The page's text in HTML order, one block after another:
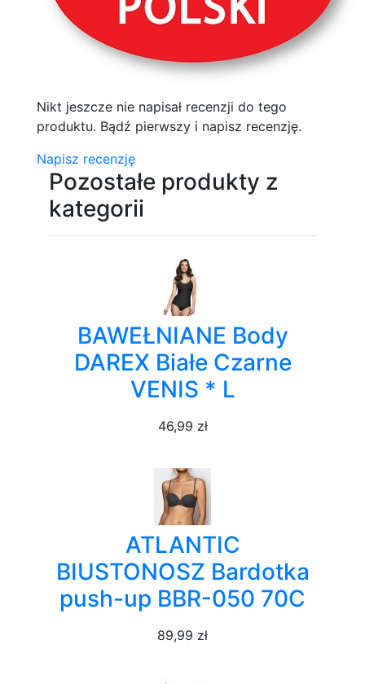
Nikt jeszcze nie napisał recenzji do tego
produktu. Bądź pierwszy i napisz recenzję.
Napisz recenzję
Pozostałe produkty z
kategorii
BAWEŁNIANE Body
DAREX Białe Czarne
VENIS * L
46,99 zł
ATLANTIC
BIUSTONOSZ Bardotka
push-up BBR-050 70C
89,99 zł